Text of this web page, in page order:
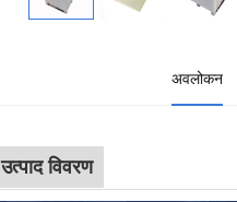
अवलोकन
उत्पाद विवरण